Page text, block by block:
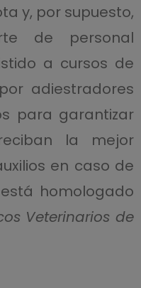
y, por supuesto,
de personal
a cursos de
adiestradores
para garantizar
la mejor
en caso de
homologado
Veterinarios de